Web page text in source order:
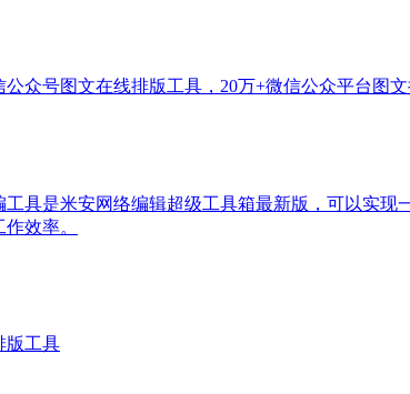
众号图文在线排版工具，20万+微信公众平台图
具是米安网络编辑超级工具箱最新版，可以实
效率。
版工具